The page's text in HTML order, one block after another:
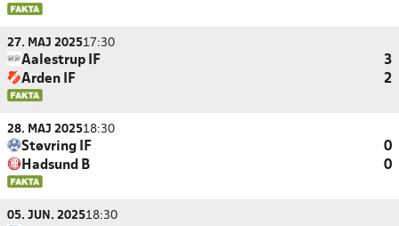
27. MAJ 202517:30
Aalestrup IF
3
Arden IF
2
28. MAJ 202518:30
Støvring IF
0
Hadsund B
0
05. JUN. 202518:30